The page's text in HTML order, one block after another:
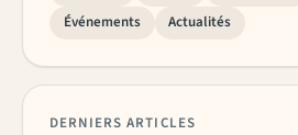
Événements
Actualités
DERNIERS ARTICLES